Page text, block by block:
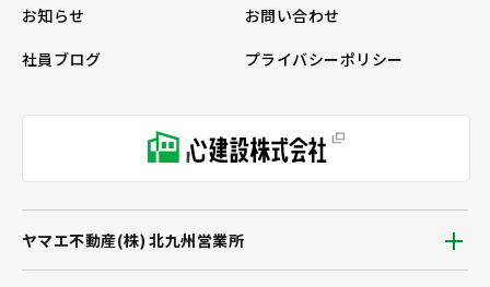
お知らせ
お問い合わせ
社員ブログ
プライバシーポリシー
ヤマエ不動産(株) 北九州営業所